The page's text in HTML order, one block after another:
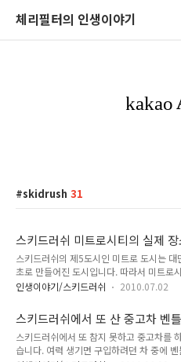
체리필터의 인생이야기
skidrush 31
스키드러쉬 미트로시티의 실제
로 가 보자
스키드러쉬의 제5도시인 미트로 도시는 대
초로 만들어진 도시입니다. 따라서 미트로
타이페이의 모습을 비교해 보는 것은 매우
습을 한번 비교해 보고 얼마나 정밀하게 만
인해 보도록 하죠 ^^ 스키드러쉬 미트로 도
스트를 참고해 주세요. 2009/08/07 - [인
- 스키드러쉬 신도시 미트로 탐방기 - 1
인생이야기/스키드러쉬 2010.07.02
스키드러쉬에서 또 산 중고차 벤
스키드러쉬에서 또 참지 못하고 중고차를
습니다. 여력 생기면 구입하려던 차 중에